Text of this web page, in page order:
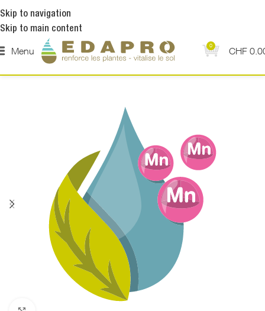
Skip to navigation
Skip to main content
Menu 0 CHF